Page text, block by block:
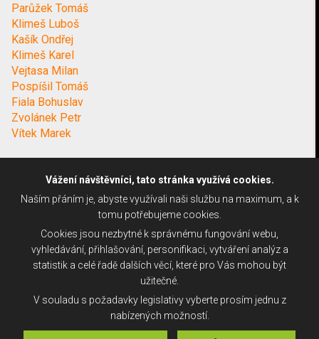
Parůžek Tomáš
Klimeš Luboš
Kašík Ondřej
Klimeš Karel
Vejtasa Milan
Pospíšil Tomáš
Fiala Bohuslav
Zvolánek Petr
Vítek Marek
Vážení návštěvníci, tato stránka využívá cookies.
Naším přáním je, abyste využívali naši službu na maximum, a k
tomu potřebujeme cookies.
Cookies jsou nezbytné k správnému fungování webu,
vyhledávání, přihlašování, personifikaci, vytváření analýz a
statistik a celé řadě dalších věcí, které pro Vás mohou být
užitečné.
V souladu s požadavky legislativy vyberte prosím jednu z
nabízených možností.